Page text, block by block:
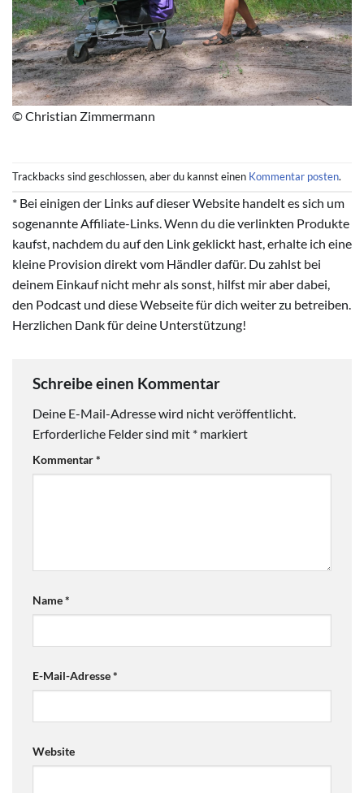
© Christian Zimmermann
Trackbacks sind geschlossen, aber du kannst einen Kommentar posten.
* Bei einigen der Links auf dieser Website handelt es sich um
sogenannte Affiliate-Links. Wenn du die verlinkten Produkte
kaufst, nachdem du auf den Link geklickt hast, erhalte ich eine
kleine Provision direkt vom Händler dafür. Du zahlst bei
deinem Einkauf nicht mehr als sonst, hilfst mir aber dabei,
den Podcast und diese Webseite für dich weiter zu betreiben.
Herzlichen Dank für deine Unterstützung!
Schreibe einen Kommentar
Deine E-Mail-Adresse wird nicht veröffentlicht.
Erforderliche Felder sind mit * markiert
Kommentar*
Name*
E-Mail-Adresse*
Website